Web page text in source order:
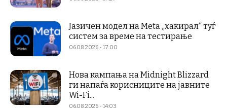
Јазичен модел на Meta „хакирал“ туѓ
систем за време на тестирање
06.08.2026 - 17:00
Нова кампања на Midnight Blizzard
ги напаѓа корисниците на јавните
Wi-Fi...
06.08.2026 - 14:03